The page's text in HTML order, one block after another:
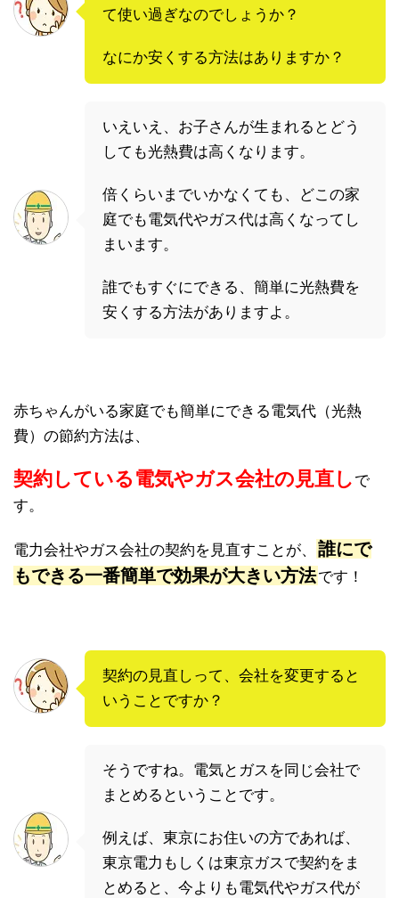
て使い過ぎなのでしょうか？
なにか安くする方法はありますか？
いえいえ、お子さんが生まれるとどう
しても光熱費は高くなります。
倍くらいまでいかなくても、どこの家
庭でも電気代やガス代は高くなってし
まいます。
誰でもすぐにできる、簡単に光熱費を
安くする方法がありますよ。
赤ちゃんがいる家庭でも簡単にできる電気代（光熱
費）の節約方法は、
契約している電気やガス会社の見直し で
す。
電力会社やガス会社の契約を見直すことが、
誰にで
もできる一番簡単で効果が大きい方法です！
契約の見直しって、会社を変更すると
いうことですか？
そうですね。電気とガスを同じ会社で
まとめるということです。
例えば、東京にお住いの方であれば、
東京電力もしくは東京ガスで契約をま
とめると、今よりも電気代やガス代が